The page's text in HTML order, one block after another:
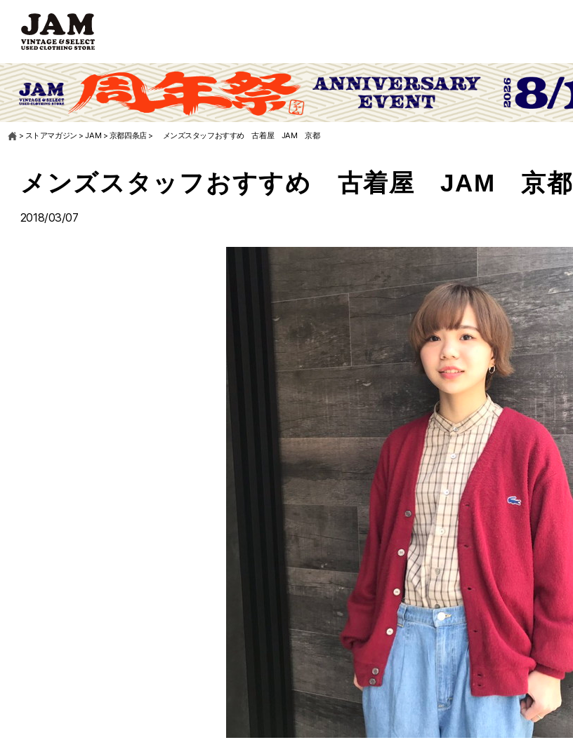
> ストアマガジン >JAM > 京都四条店> メンズスタッフおすすめ 古着屋 JAM 京都
メンズスタッフおすすめ 古着屋 JAM 京都
2018/03/07